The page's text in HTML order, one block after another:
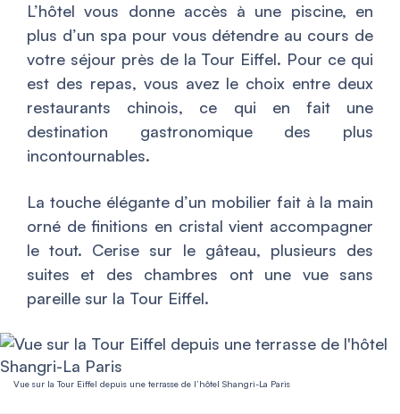
L’hôtel vous donne accès à une piscine, en
plus d’un spa pour vous détendre au cours de
votre séjour près de la Tour Eiffel. Pour ce qui
est des repas, vous avez le choix entre deux
restaurants chinois, ce qui en fait une
destination gastronomique des plus
incontournables.
La touche élégante d’un mobilier fait à la main
orné de finitions en cristal vient accompagner
le tout. Cerise sur le gâteau, plusieurs des
suites et des chambres ont une vue sans
pareille sur la Tour Eiffel.
Vue sur la Tour Eiffel depuis une terrasse de l’hôtel Shangri-La Paris